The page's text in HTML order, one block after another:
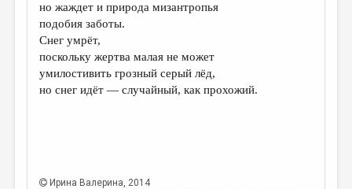
КОНКУРСЫ
ДЕТСКАЯ КОМНАТА
КНИЖНАЯ ПОЛКА
ОБЗОР ЛИТЕРАТУРЫ
КОЛОНКА РЕДАКТОРА
но жаждет и природа мизантропья
подобия заботы.
Снег умрёт,
поскольку жертва малая не может
умилостивить грозный серый лёд,
но снег идёт — случайный, как прохожий.
Ирина Валерина, 2014